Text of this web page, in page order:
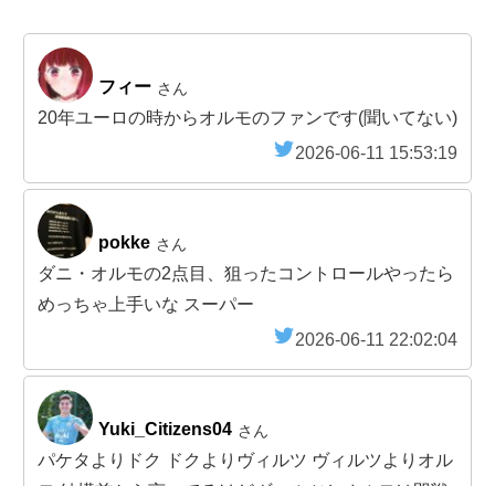
フィー さん
20年ユーロの時からオルモのファンです(聞いてない)
2026-06-11 15:53:19
pokke さん
ダニ・オルモの2点目、狙ったコントロールやったら
めっちゃ上手いな スーパー
2026-06-11 22:02:04
Yuki_Citizens04 さん
パケタよりドク ドクよりヴィルツ ヴィルツよりオル